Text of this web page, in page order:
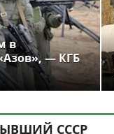
в
— КГБ
СССР